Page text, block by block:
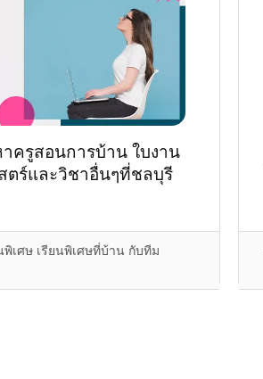
ครูสอนการบ้าน ใบงาน
ร์และวิชาอื่นๆที่ชลบุรี
เศษ เรียนพิเศษที่บ้าน กับทีม